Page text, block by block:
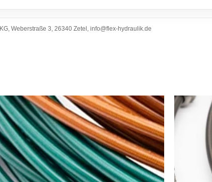
Weberstraße 3, 26340 Zetel, info@flex-hydraulik.de